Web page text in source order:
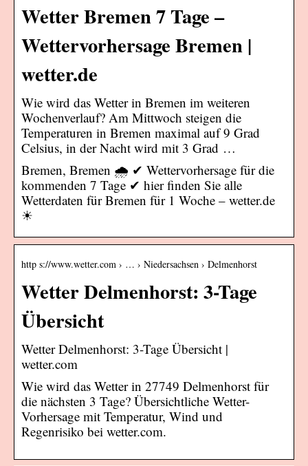
Wetter Bremen 7 Tage –
Wettervorhersage Bremen |
wetter.de
Wie wird das Wetter in Bremen im weiteren
Wochenverlauf? Am Mittwoch steigen die
Temperaturen in Bremen maximal auf 9 Grad
Celsius, in der Nacht wird mit 3 Grad …
Bremen, Bremen 🌧️ ✔ Wettervorhersage für die
kommenden 7 Tage ✔ hier finden Sie alle
Wetterdaten für Bremen für 1 Woche – wetter.de
☀
http s://www.wetter.com › … › Niedersachsen › Delmenhorst
Wetter Delmenhorst: 3-Tage
Übersicht
Wetter Delmenhorst: 3-Tage Übersicht |
wetter.com
Wie wird das Wetter in 27749 Delmenhorst für
die nächsten 3 Tage? Übersichtliche Wetter-
Vorhersage mit Temperatur, Wind und
Regenrisiko bei wetter.com.